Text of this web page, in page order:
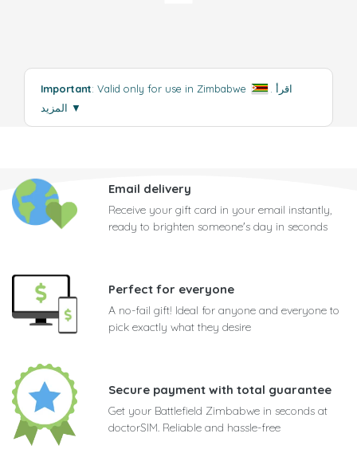
Important: Valid only for use in Zimbabwe
اقرأ
▼
Email delivery
Receive your gift card in your email instantly,
ready to brighten someone's day in seconds
Perfect for everyone
A no-fail gift! Ideal for anyone and everyone to
pick exactly what they desire
Secure payment with total guarantee
Get your Battlefield Zimbabwe in seconds at
doctorSIM. Reliable and hassle-free